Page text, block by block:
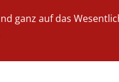
ganz auf das